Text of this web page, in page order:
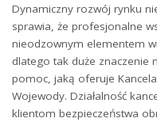
Dynamiczny rozwój rynku
sprawia, że profesjonalne
nieodzownym elementem
dlatego tak duże
pomoc, jaką oferuje
Wojewody. Działalność
klientom bezpieczeństwa